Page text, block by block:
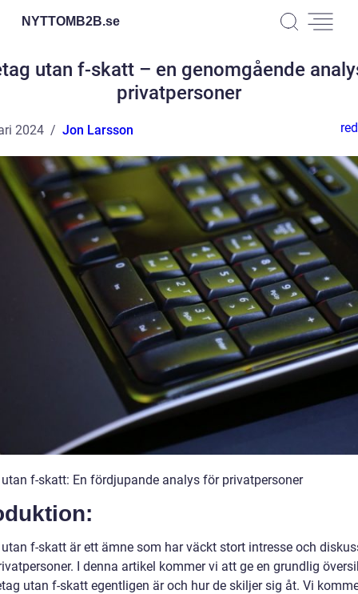
NYTTOMB2B.se
utan f-skatt – en genomgående
privatpersoner
2024 Jon Larsson
f-skatt: En fördjupande analys för privatpersoner
f-skatt är ett ämne som har väckt stort intresse och
I denna artikel kommer vi att ge en grundlig
utan f-skatt egentligen är och hur de skiljer sig åt. Vi